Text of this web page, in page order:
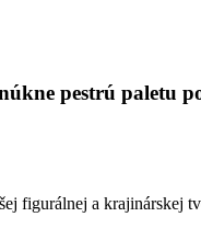
pestrú paletu
figurálnej a krajinárskej